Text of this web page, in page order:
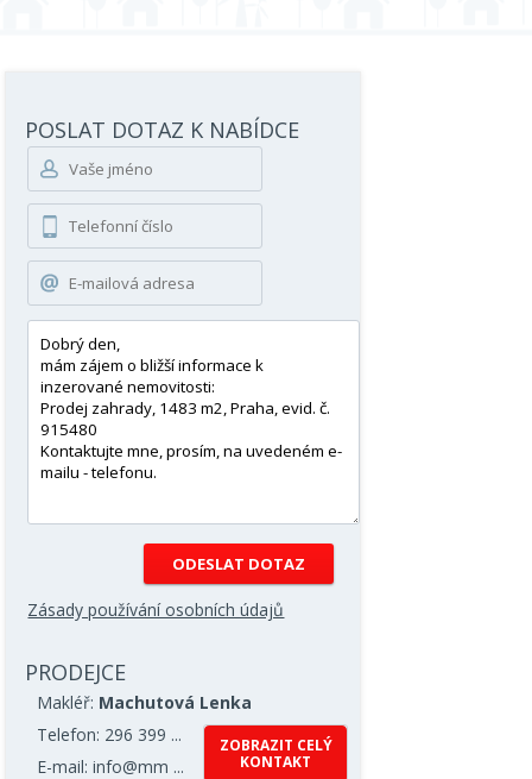
POSLAT DOTAZ K NABÍDCE
Zásady používání osobních údajů
PRODEJCE
Makléř: Machutová Lenka
Telefon: 296 399 ...
E-mail: info@mm ...
ZOBRAZIT CELÝ
KONTAKT